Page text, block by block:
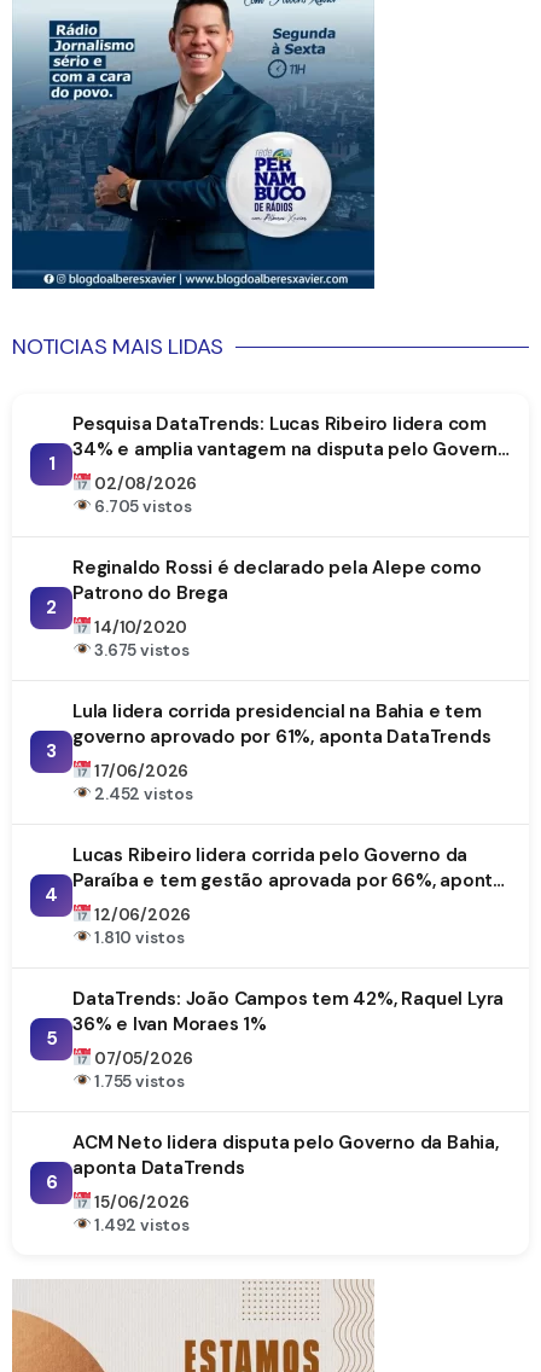
NOTICIAS MAIS LIDAS
1
Pesquisa DataTrends: Lucas Ribeiro lidera com
34% e amplia vantagem na disputa pelo Governo
da Paraíba
02/08/2026
6.705 vistos
2
Reginaldo Rossi é declarado pela Alepe como
Patrono do Brega
14/10/2020
3.675 vistos
3
Lula lidera corrida presidencial na Bahia e tem
governo aprovado por 61%, aponta DataTrends
17/06/2026
2.452 vistos
4
Lucas Ribeiro lidera corrida pelo Governo da
Paraíba e tem gestão aprovada por 66%, aponta
DataTrends
12/06/2026
1.810 vistos
5
DataTrends: João Campos tem 42%, Raquel Lyra
36% e Ivan Moraes 1%
07/05/2026
1.755 vistos
6
ACM Neto lidera disputa pelo Governo da Bahia,
aponta DataTrends
15/06/2026
1.492 vistos